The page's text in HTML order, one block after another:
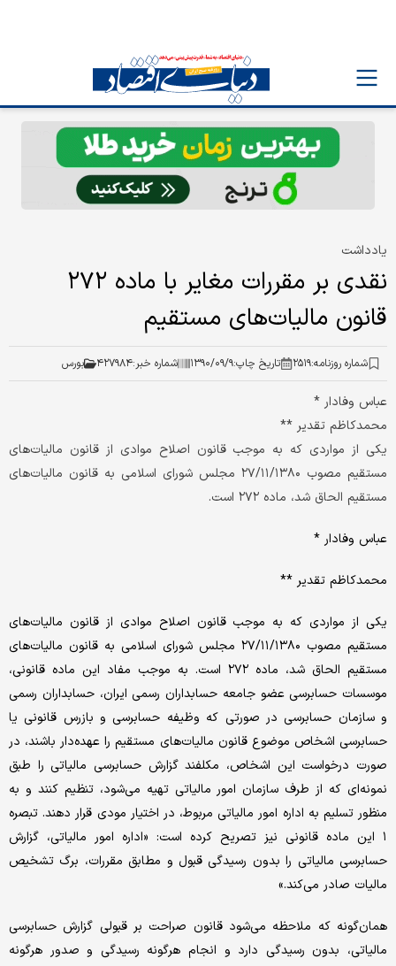
یادداشت
نقدی بر مقررات مغایر با ماده ۲۷۲
قانون مالیات‌های مستقیم
شماره روزنامه:۲۵۱۹ تاریخ چاپ:۱۳۹۰/۰۹/۹ شماره خبر:۴۲۷۹۸۴ بورس
عباس وفادار *
محمد‌کاظم تقدیر **
یکی از مواردی که به موجب قانون اصلاح موادی از قانون مالیات‌های
مستقیم مصوب ۲۷/۱۱/۱۳۸۰ مجلس شورای اسلامی به قانون مالیات‌های
مستقیم الحاق شد، ماده ۲۷۲ است.
عباس وفادار *
محمد‌کاظم تقدیر **
یکی از مواردی که به موجب قانون اصلاح موادی از قانون مالیات‌های
مستقیم مصوب ۲۷/۱۱/۱۳۸۰ مجلس شورای اسلامی به قانون مالیات‌های
مستقیم الحاق شد، ماده ۲۷۲ است. به موجب مفاد این ماده قانونی،
موسسات حسابرسی عضو جامعه حسابداران رسمی ایران، حسابداران رسمی
و سازمان حسابرسی در صورتی که وظیفه حسابرسی و بازرس قانونی یا
حسابرسی اشخاص موضوع قانون مالیات‌های مستقیم را عهده‌دار باشند، در
صورت درخواست این اشخاص، مکلفند گزارش حسابرسی مالیاتی را طبق
نمونه‌ای که از طرف سازمان امور مالیاتی تهیه می‌شود، تنظیم کنند و به
منظور تسلیم به اداره امور مالیاتی مربوط، در اختیار مودی قرار دهند. تبصره
۱ این ماده قانونی نیز تصریح کرده است: «اداره امور مالیاتی، گزارش
حسابرسی مالیاتی را بدون رسیدگی قبول و مطابق مقررات، برگ تشخیص
مالیات صادر می‌کند.»
همان‌گونه که ملاحظه می‌شود قانون صراحت بر قبولی گزارش حسابرسی
مالیاتی، بدون رسیدگی دارد و انجام هرگونه رسیدگی و صدور هرگونه